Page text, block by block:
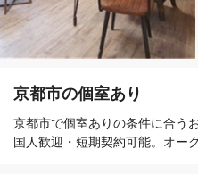
京都市の個室あり
京都市で個室ありの条件に合う
国人歓迎・短期契約可能。オー